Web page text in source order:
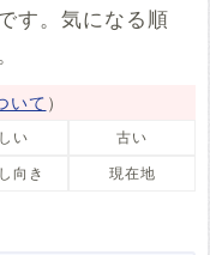
件 1件
町
す。気になる順
いて ）
い
古い
向き 現在地